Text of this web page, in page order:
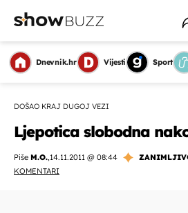
Dnevnik.hr Vijesti Sport
DOŠAO KRAJ DUGOJ VEZI
Ljepotica slobodna
Piše M.O.,14.11.2011 @ 08:44
KOMENTARI